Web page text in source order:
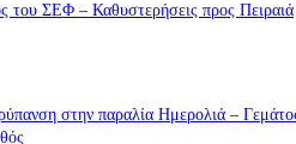
του ΣΕΦ – Καθυστερήσεις προς Πειραιά
στην παραλία Ημερολιά –